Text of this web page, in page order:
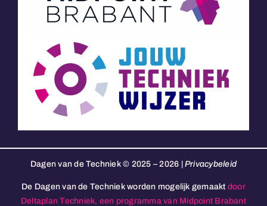
Dagen van de Techniek © 2025 – 2026 | Privacybeleid
De Dagen van de Techniek worden mogelijk gemaakt door
Deltaplan Techniek, een programma van Midpoint Brabant